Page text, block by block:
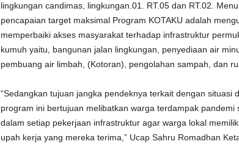
lingkungan candimas, lingkungan.01. RT.05 dan RT.02.
pencapaian target maksimal Program KOTAKU adalah
memperbaiki akses masyarakat terhadap infrastruktur
kumuh yaitu, bangunan jalan lingkungan, penyediaan air
pembuang air limbah, (Kotoran), pengolahan sampah, dan
“Sedangkan tujuan jangka pendeknya terkait dengan situasi
program ini bertujuan melibatkan warga terdampak
dalam setiap pekerjaan infrastruktur agar warga lokal
upah kerja yang mereka terima,” Ucap Sahru Romadhan